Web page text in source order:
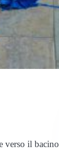
verso il bacino